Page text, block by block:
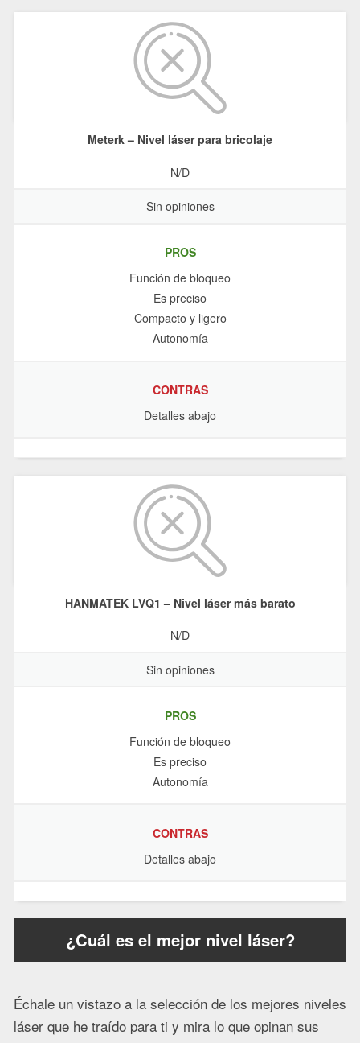
Meterk – Nivel láser para bricolaje
N/D
Sin opiniones
PROS
Función de bloqueo
Es preciso
Compacto y ligero
Autonomía
CONTRAS
Detalles abajo
HANMATEK LVQ1 – Nivel láser más barato
N/D
Sin opiniones
PROS
Función de bloqueo
Es preciso
Autonomía
CONTRAS
Detalles abajo
¿Cuál es el mejor nivel láser?
Échale un vistazo a la selección de los mejores niveles
láser que he traído para ti y mira lo que opinan sus